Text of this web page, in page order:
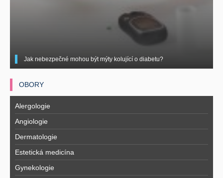
Jak nebezpečné mohou být mýty kolující o diabetu?
OBORY
Alergologie
Angiologie
Dermatologie
Estetická medicína
Gynekologie